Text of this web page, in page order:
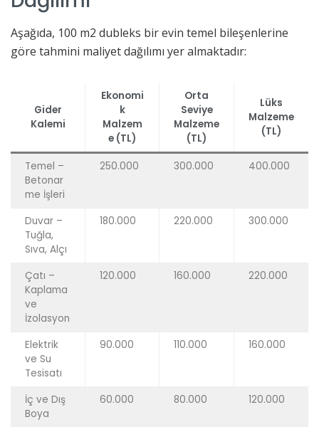
Aşağıda, 100 m2 dubleks bir evin temel bileşenlerine
göre tahmini maliyet dağılımı yer almaktadır:
Gider
Kalemi
Ekonomi
k
Malzem
e (TL)
Orta
Seviye
Malzeme
(TL)
Lüks
Malzeme
(TL)
Temel –
Betonar
me İşleri
250.000 300.000 400.000
Duvar –
Tuğla,
Sıva, Alçı
180.000 220.000 300.000
Çatı –
Kaplama
ve
İzolasyon
120.000 160.000 220.000
Elektrik
ve Su
Tesisatı
90.000 110.000 160.000
İç ve Dış
Boya
60.000 80.000 120.000